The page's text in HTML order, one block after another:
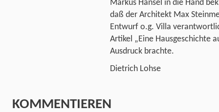
Markus Hänsel in die Hand
daß der Architekt Max
Entwurf o.g. Villa
Artikel „Eine Hausgeschichte
Ausdruck brachte.
Dietrich Lohse
KOMMENTIEREN